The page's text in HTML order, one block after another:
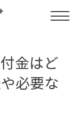
金はど
必要な